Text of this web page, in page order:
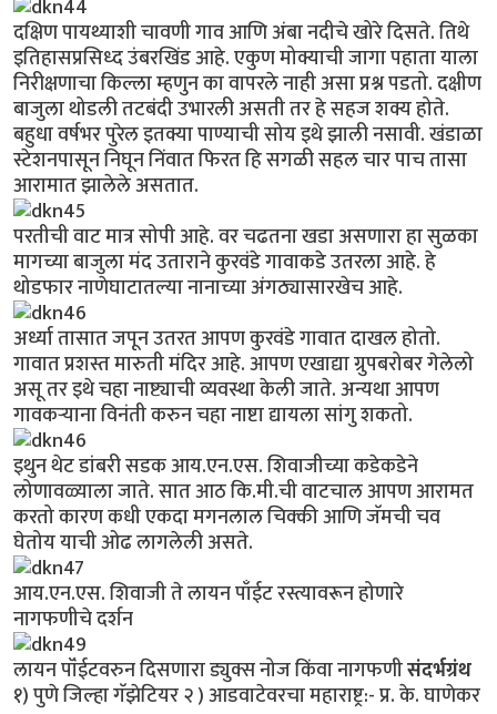
दक्षिण पायथ्याशी चावणी गाव आणि अंबा नदीचे खोरे दिसते. तिथे
इतिहासप्रसिध्द उंबरखिंड आहे. एकुण मोक्याची जागा पहाता याला
निरीक्षणाचा किल्ला म्हणुन का वापरले नाही असा प्रश्न पडतो. दक्षीण
बाजुला थोडली तटबंदी उभारली असती तर हे सहज शक्य होते.
बहुधा वर्षभर पुरेल इतक्या पाण्याची सोय इथे झाली नसावी. खंडाळा
स्टेशनपासून निघून निंवात फिरत हि सगळी सहल चार पाच तासा
आरामात झालेले असतात.
परतीची वाट मात्र सोपी आहे. वर चढतना खडा असणारा हा सुळका
मागच्या बाजुला मंद उताराने कुरवंडे गावाकडे उतरला आहे. हे
थोडफार नाणेघाटातल्या नानाच्या अंगठ्यासारखेच आहे.
अर्ध्या तासात जपून उतरत आपण कुरवंडे गावात दाखल होतो.
गावात प्रशस्त मारुती मंदिर आहे. आपण एखाद्या ग्रुपबरोबर गेलेलो
असू तर इथे चहा नाष्ट्याची व्यवस्था केली जाते. अन्यथा आपण
गावकर्‍याना विनंती करुन चहा नाष्टा द्यायला सांगु शकतो.
इथुन थेट डांबरी सडक आय.एन.एस. शिवाजीच्या कडेकडेने
लोणावळ्याला जाते. सात आठ कि.मी.ची वाटचाल आपण आरामत
करतो कारण कधी एकदा मगनलाल चिक्की आणि जॅमची चव
घेतोय याची ओढ लागलेली असते.
आय.एन.एस. शिवाजी ते लायन पाँईट रस्त्यावरून होणारे
नागफणीचे दर्शन
लायन पॉंईटवरुन दिसणारा ड्युक्स नोज किंवा नागफणीसंदर्भग्रंथ
१) पुणे जिल्हा गॅझेटियर २ ) आडवाटेवरचा महाराष्ट्र:- प्र. के. घाणेकर